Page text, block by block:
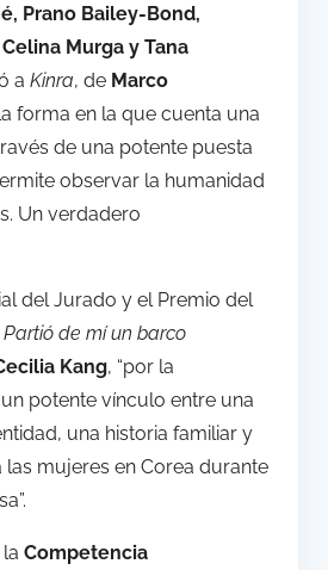
Prano Bailey-Bond,
Murga y Tana
a Kinra, de Marco
forma en la que cuenta una
de una potente puesta
observar la humanidad
Un verdadero
del Jurado y el Premio del
Partió de mí un barco
Kang, “por la
potente vínculo entre una
una historia familiar y
las mujeres en Corea durante
Competencia